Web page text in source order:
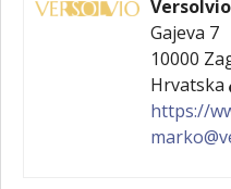
Versolvio
Gajeva 7
10000
Hrvatska
https://